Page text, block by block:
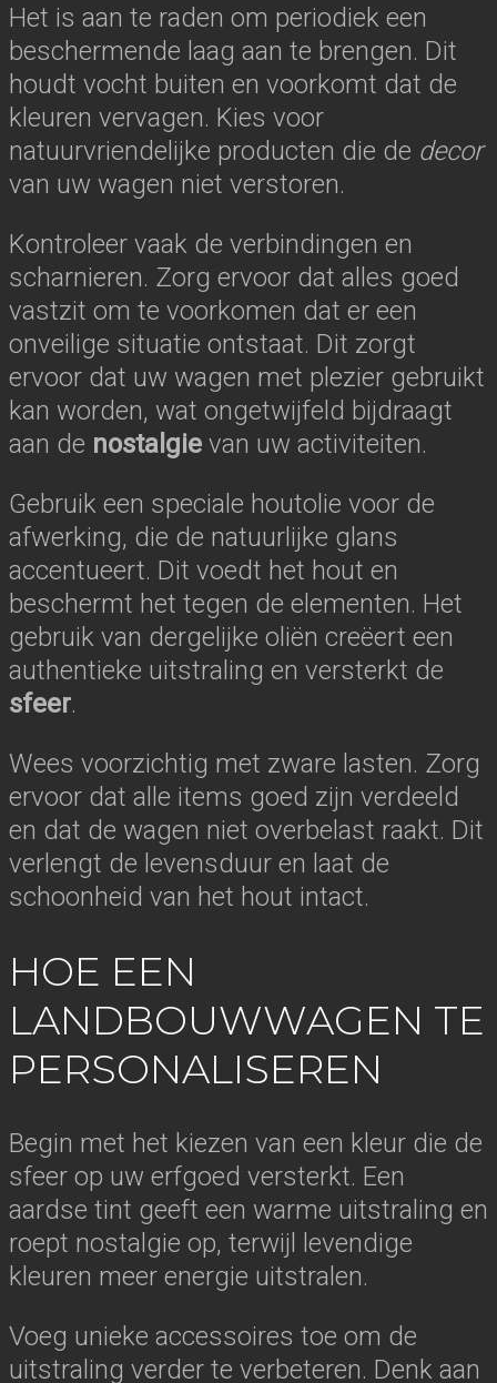
Het is aan te raden om periodiek een
beschermende laag aan te brengen. Dit
houdt vocht buiten en voorkomt dat de
kleuren vervagen. Kies voor
natuurvriendelijke producten die de decor
van uw wagen niet verstoren.
Kontroleer vaak de verbindingen en
scharnieren. Zorg ervoor dat alles goed
vastzit om te voorkomen dat er een
onveilige situatie ontstaat. Dit zorgt
ervoor dat uw wagen met plezier gebruikt
kan worden, wat ongetwijfeld bijdraagt
aan de nostalgie van uw activiteiten.
Gebruik een speciale houtolie voor de
afwerking, die de natuurlijke glans
accentueert. Dit voedt het hout en
beschermt het tegen de elementen. Het
gebruik van dergelijke oliën creëert een
authentieke uitstraling en versterkt de
sfeer.
Wees voorzichtig met zware lasten. Zorg
ervoor dat alle items goed zijn verdeeld
en dat de wagen niet overbelast raakt. Dit
verlengt de levensduur en laat de
schoonheid van het hout intact.
HOE EEN
LANDBOUWWAGEN TE
PERSONALISEREN
Begin met het kiezen van een kleur die de
sfeer op uw erfgoed versterkt. Een
aardse tint geeft een warme uitstraling en
roept nostalgie op, terwijl levendige
kleuren meer energie uitstralen.
Voeg unieke accessoires toe om de
uitstraling verder te verbeteren. Denk aan